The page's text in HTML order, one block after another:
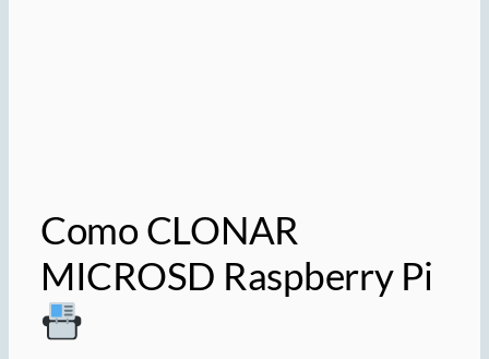
Como CLONAR
MICROSD Raspberry Pi